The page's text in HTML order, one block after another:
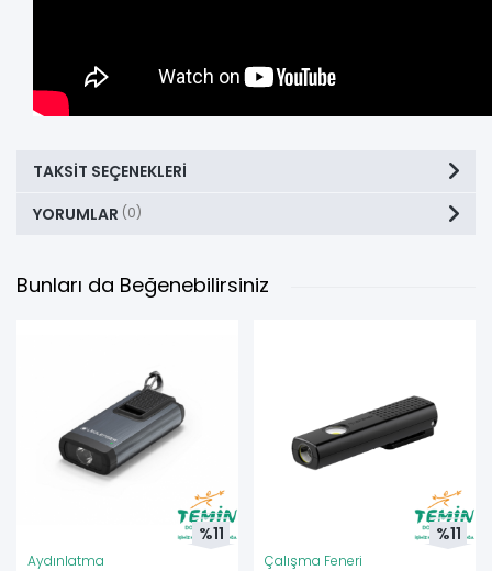
TAKSIT SEÇENEKLERI
YORUMLAR (0)
Bunları da Beğenebilirsiniz
Aydınlatma
%11
Çalışma Feneri
%11